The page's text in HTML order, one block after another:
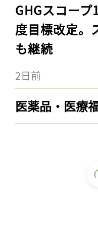
GHGスコー
度目標改定。
も継続
2日前
医薬品・医療